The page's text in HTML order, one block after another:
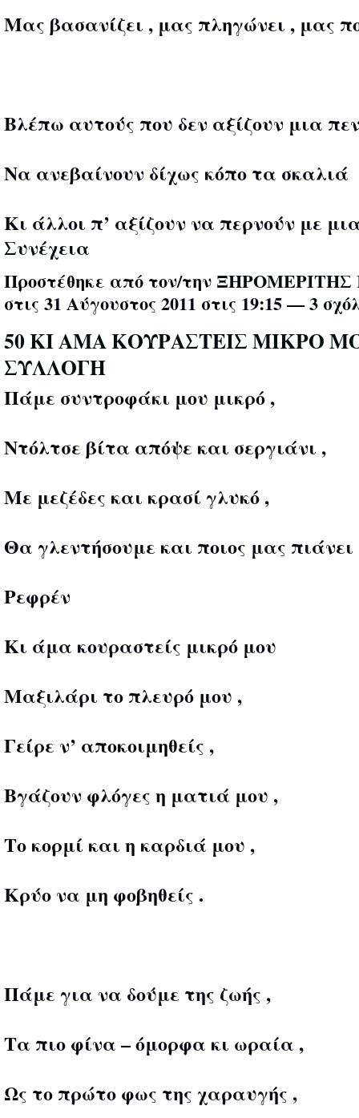
Μας βασανίζει , μας πληγώνει , μας
Βλέπω αυτούς που δεν αξίζουν μια
Να ανεβαίνουν δίχως κόπο τα σκαλιά
Κι άλλοι π’ αξίζουν να περνούν με
Συνέχεια
Προστέθηκε από τον/την ΞΗΡΟΜΕΡΙΤΗΣ
στις 31 Αύγουστος 2011 στις 19:15 —3
50 ΚΙ ΑΜΑ ΚΟΥΡΑΣΤΕΙΣ ΜΙΚΡΟ
ΣΥΛΛΟΓΗ
Πάμε συντροφάκι μου μικρό ,
Ντόλτσε βίτα απόψε και σεργιάνι ,
Με μεζέδες και κρασί γλυκό ,
Θα γλεντήσουμε και ποιος μας πιάνει
Ρεφρέν
Κι άμα κουραστείς μικρό μου
Μαξιλάρι το πλευρό μου ,
Γείρε ν’ αποκοιμηθείς ,
Βγάζουν φλόγες η ματιά μου ,
Το κορμί και η καρδιά μου ,
Κρύο να μη φοβηθείς .
Πάμε για να δούμε της ζωής ,
Τα πιο φίνα – όμορφα κι ωραία ,
Ως το πρώτο φως της χαραυγής ,